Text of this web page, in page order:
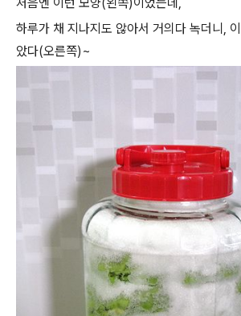
하루가 채 지나지도 않아서 거의다 녹더니,
았다(오른쪽)~